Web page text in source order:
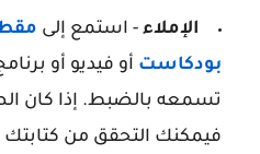
الإملاء - استمع إلى
بودكاست أو فيديو أو
تسمعه بالضبط. إذا كان
فيمكنك التحقق من